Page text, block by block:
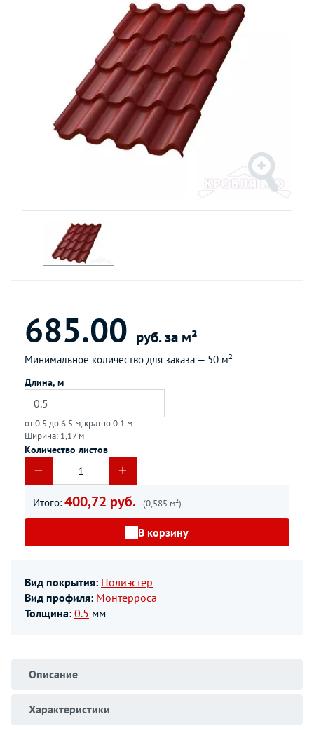
685.00 руб. за м²
Минимальное количество для заказа — 50 м²
Длина, м
от 0.5 до 6.5 м, кратно 0.1 м
Ширина: 1,17 м
Количество листов
Итого: 400,72 руб. (0,585 м²)
В корзину
Вид покрытия: Полиэстер
Вид профиля: Монтерроса
Толщина: 0.5 мм
Описание
Характеристики